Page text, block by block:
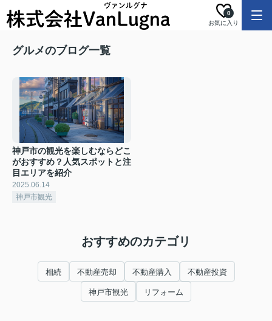
お気に入り
0
グルメのブログ一覧
神戸市の観光を楽しむならどこ
がおすすめ？人気スポットと注
目エリアを紹介
2025.06.14
神戸市観光
おすすめのカテゴリ
相続 不動産売却 不動産購入 不動産投資
神戸市観光 リフォーム